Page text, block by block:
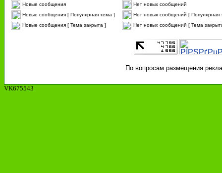
Новые сообщения
Нет новых сообщений
Новые сообщения [ Популярная тема ]
Нет новых сообщений [ Популярная
Новые сообщения [ Тема закрыта ]
Нет новых сообщений [ Тема
По вопросам размещения
VK675543